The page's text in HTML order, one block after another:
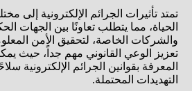
تمتد تأثيرات الجرائم الإلكترونية إلى
الحياة، مما يتطلب تعاونًا بين الجهات
والشركات الخاصة، لتحقيق الأمن
تعزيز الوعي القانوني مهم جداً، حيث
المعرفة بقوانين الجرائم الإلكترونية
التهديدات المحتملة.